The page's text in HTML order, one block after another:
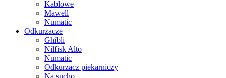
Kablowe
Mawell
Numatic
Odkurzacze
Ghibli
Nilfisk Alto
Numatic
Odkurzacz piekarniczy
Na sucho